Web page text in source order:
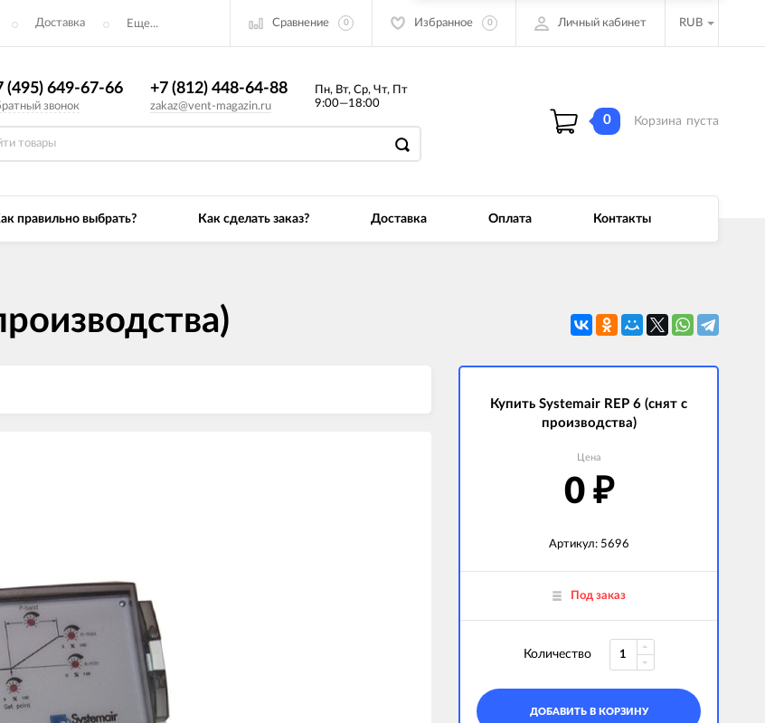
Доставка Еще... Сравнение 0 Избранное 0 Личный кабинет RUB
(495) 649-67-66
звонок
+7 (812) 448-64-88
zakaz@vent-magazin.ru
Пн, Вт, Ср, Чт, Пт
9:00—18:00
0 Корзина пуста
правильно выбрать? Как сделать заказ? Доставка Оплата Контакты
Купить Systemair REP 6 (снят с
производства)
Цена
0 ₽
Артикул: 5696
Под заказ
Количество
ДОБАВИТЬ В КОРЗИНУ